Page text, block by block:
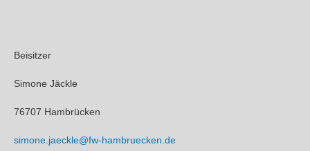
Beisitzer
Simone Jäckle
76707 Hambrücken
simone.jaeckle@fw-hambruecken.de